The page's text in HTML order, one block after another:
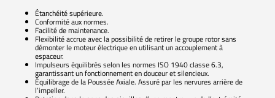
Étanchéité supérieure.
Conformité aux normes.
Facilité de maintenance.
Flexibilité accrue avec la possibilité de retirer le groupe rotor sans
démonter le moteur électrique en utilisant un accouplement à
espaceur.
Impulseurs équilibrés selon les normes ISO 1940 classe 6.3,
garantissant un fonctionnement en douceur et silencieux.
Équilibrage de la Poussée Axiale. Assuré par les nervures arrière de
l’impeller.